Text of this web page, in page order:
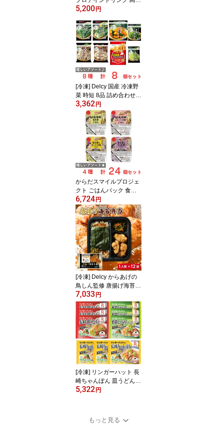
収タンパク質18g お好み
ット 計18本
5,200円
[冷凍] Delcy 国産 冷凍野
菜 時短 8品 詰め合わせ
セット
3,362円
からだスマイルプロジェ
クト ごはんパック 食べ
比べ アソートセット 4種
24個
6,724円
[冷凍] Delcy からあげの
鳥しん監修 唐揚げ海苔弁
当 269g×12袋
7,033円
[冷凍] リンガーハット 長
崎ちゃんぽん 皿うどん
セット 9袋
5,322円
もっと見る